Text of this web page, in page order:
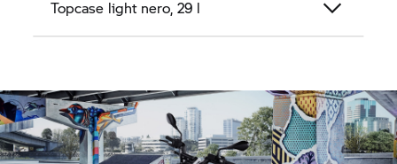
Topcase light nero, 29 l